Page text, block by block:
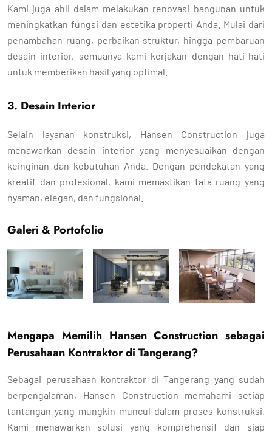
Kami juga ahli dalam melakukan renovasi bangunan untuk
meningkatkan fungsi dan estetika properti Anda. Mulai dari
penambahan ruang, perbaikan struktur, hingga pembaruan
desain interior, semuanya kami kerjakan dengan hati-hati
untuk memberikan hasil yang optimal.
3. Desain Interior
Selain layanan konstruksi, Hansen Construction juga
menawarkan desain interior yang menyesuaikan dengan
keinginan dan kebutuhan Anda. Dengan pendekatan yang
kreatif dan profesional, kami memastikan tata ruang yang
nyaman, elegan, dan fungsional.
Galeri & Portofolio
Mengapa Memilih Hansen Construction sebagai
Perusahaan Kontraktor di Tangerang?
Sebagai perusahaan kontraktor di Tangerang yang sudah
berpengalaman, Hansen Construction memahami setiap
tantangan yang mungkin muncul dalam proses konstruksi.
Kami menawarkan solusi yang komprehensif dan siap